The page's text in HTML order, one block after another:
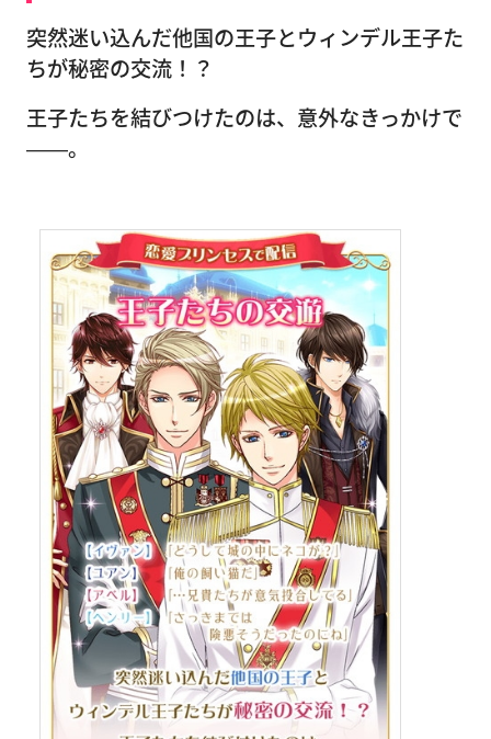
突然迷い込んだ他国の王子とウィンデル王子た
ちが秘密の交流！？
王子たちを結びつけたのは、意外なきっかけで
――。